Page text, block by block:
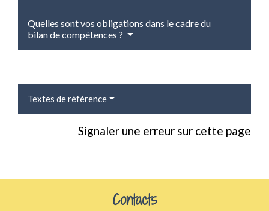
Quelles sont vos obligations dans le cadre du
bilan de compétences ?
Textes de référence
Signaler une erreur sur cette page
Contacts